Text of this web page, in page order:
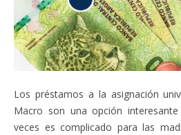
Los préstamos a la asignación
Macro son una opción
veces es complicado para las